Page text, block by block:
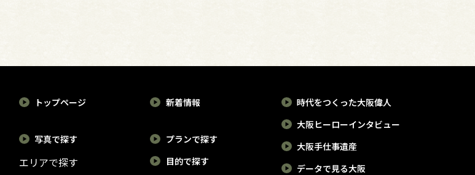
トップページ
写真で探す
エリアで探す
新着情報
プランで探す
目的で探す
時代をつくった大阪偉人
大阪ヒーローインタビュー
大阪手仕事遺産
データで見る大阪